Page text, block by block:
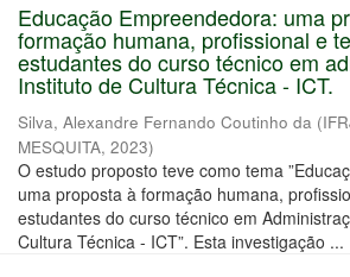
Educação Empreendedora: uma
formação humana, profissional e
estudantes do curso técnico em
Instituto de Cultura Técnica - ICT.
Silva, Alexandre Fernando Coutinho da (
MESQUITA, 2023)
O estudo proposto teve como tema
uma proposta à formação humana,
estudantes do curso técnico em
Cultura Técnica - ICT”. Esta investigação ...